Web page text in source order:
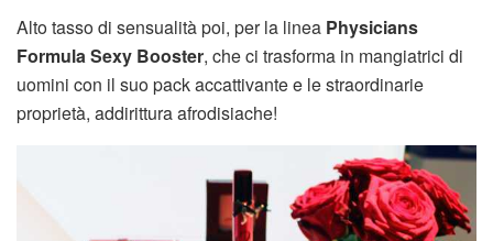
Alto tasso di sensualità poi, per la linea Physicians
Formula Sexy Booster, che ci trasforma in mangiatrici di
uomini con il suo pack accattivante e le straordinarie
proprietà, addirittura afrodisiache!